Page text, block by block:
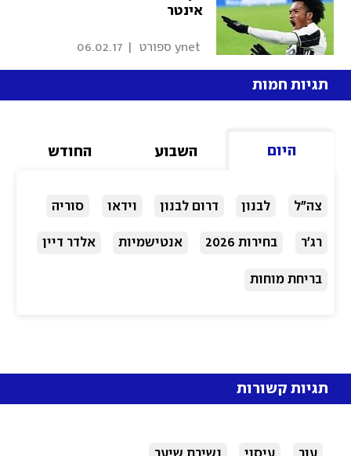
אינטר
06.02.17
תגיות חמות
היום השבוע החודש
צה"ל לבנון דרום לבנון וידאו סוריה
רג'ר בחירות 2026 אנטישמיות אלדר דיין
בריחת מוחות
תגיות קשורות